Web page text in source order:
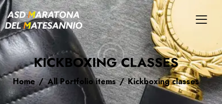
KICKBOXING CLASSES
Home All Portfolio items Kickboxing classes